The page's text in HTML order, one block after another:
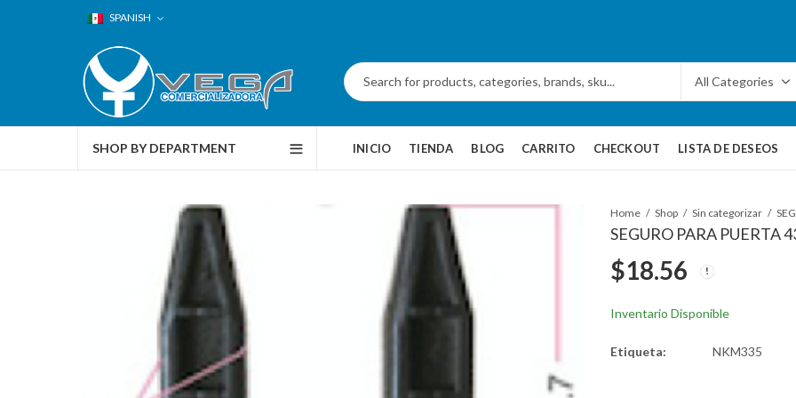
SPANISH
SHOP BY DEPARTMENT INICIO TIENDA BLOG CARRITO CHECKOUT LISTA DE DESEOS
Home Shop Sin categorizar
SEGURO PARA PUERTA
$18.56
Inventario Disponible
Etiqueta: NKM335